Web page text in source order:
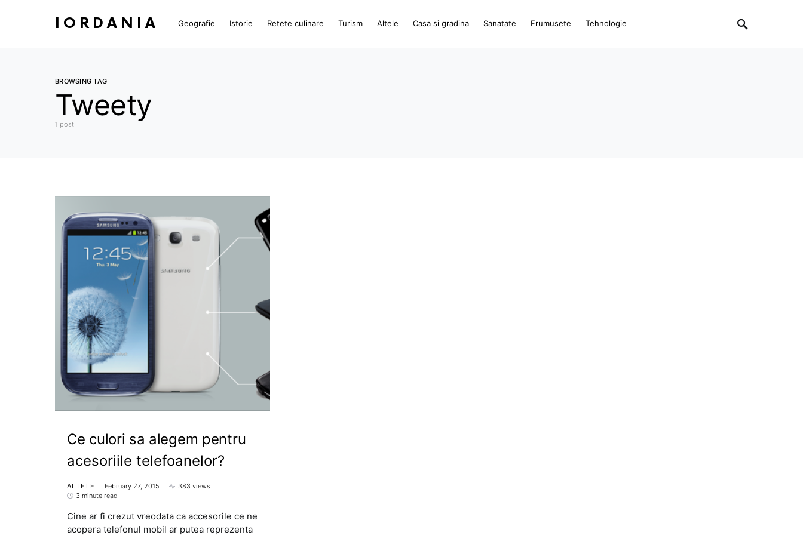
IORDANIA Geografie Istorie Retete culinare Turism Altele Casa si gradina Sanatate Frumusete Tehnologie
BROWSING TAG
Tweety
1 post
Ce culori sa alegem pentru
acesoriile telefoanelor?
ALTELE February 27, 2015
383 views
3 minute read
Cine ar fi crezut vreodata ca accesorile ce ne
acopera telefonul mobil ar putea reprezenta